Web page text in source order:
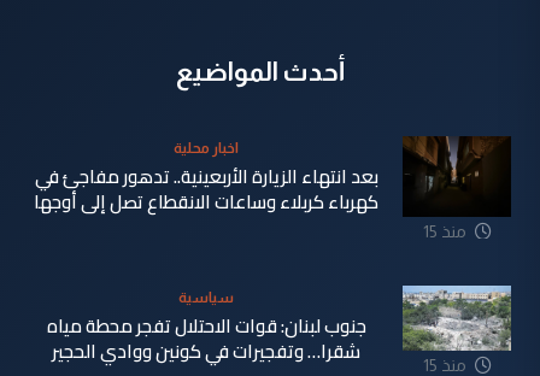
أحدث المواضيع
منذ 15
اخبار محلية
بعد انتهاء الزيارة الأربعينية.. تدهور مفاجئ في
كهرباء كربلاء وساعات الانقطاع تصل إلى أوجها
منذ 15
سياسية
جنوب لبنان: قوات الاحتلال تفجر محطة مياه
شقرا… وتفجيرات في كونين ووادي الحجير